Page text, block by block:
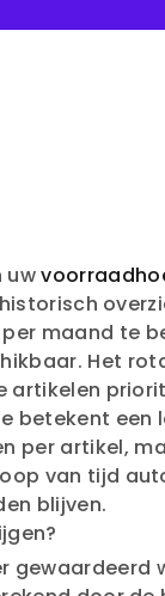
uw
maand te
Het
artikelen
betekent
per artikel,
van tijd
blijven.
gewaardeerd